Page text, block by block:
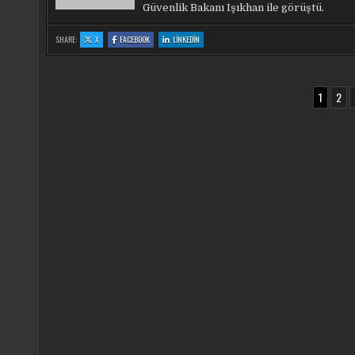
Güvenlik Bakanı Işıkhan ile görüştü.
SHARE: X:
BAKAN
GÜRLEK,
FACEBOOK:
BAKAN
GÜRLEK,
LINKEDIN
BAKAN
GÜRLEK,
1 2